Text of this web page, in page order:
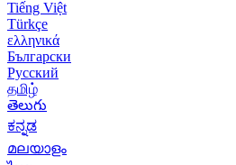
Tiếng Việt
Türkçe
ελληνικά
Български
Русский
தமிழ்
తెలుగు
ಕನ್ನಡ
മലയാളം